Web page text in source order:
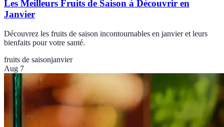
Les Meilleurs Fruits de Saison à Découvrir en
Janvier
Découvrez les fruits de saison incontournables en janvier et leurs
bienfaits pour votre santé.
fruits de saisonjanvier
Aug 7